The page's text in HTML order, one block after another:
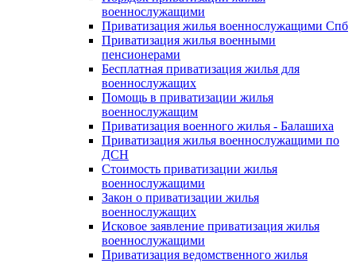
военнослужащими
Приватизация жилья военнослужащими Спб
Приватизация жилья военными
пенсионерами
Бесплатная приватизация жилья для
военнослужащих
Помощь в приватизации жилья
военнослужащим
Приватизация военного жилья - Балашиха
Приватизация жилья военнослужащими по
ДСН
Стоимость приватизации жилья
военнослужащими
Закон о приватизации жилья
военнослужащих
Исковое заявление приватизация жилья
военнослужащими
Приватизация ведомственного жилья